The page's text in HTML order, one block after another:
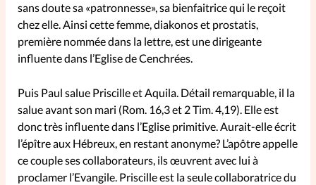
Faire un don
La Pause SpirituElles - toutes les
éditions
À propos
sans doute sa «patronnesse», sa bienfaitrice qui le reçoit
chez elle. Ainsi cette femme, diakonos et prostatis,
première nommée dans la lettre, est une dirigeante
influente dans l’Eglise de Cenchrées.
Puis Paul salue Priscille et Aquila. Détail remarquable, il la
salue avant son mari (Rom. 16,3 et 2 Tim. 4,19). Elle est
donc très influente dans l’Eglise primitive. Aurait-elle écrit
l’épître aux Hébreux, en restant anonyme? L’apôtre appelle
ce couple ses collaborateurs, ils œuvrent avec lui à
proclamer l’Evangile. Priscille est la seule collaboratrice du